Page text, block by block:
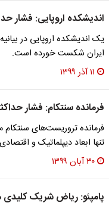
اندیشکده اروپایی: فشار
یک اندیشکده اروپایی در
ایران شکست خورده است.
۱۱ آذر ۱۳۹۹
فرمانده سنتکام: فشار
فرمانده تروریست‌های
تنها ابعاد دیپلماتیک و
۳۰ آبان ۱۳۹۹
پامپئو: ریاض شریک کلیدی